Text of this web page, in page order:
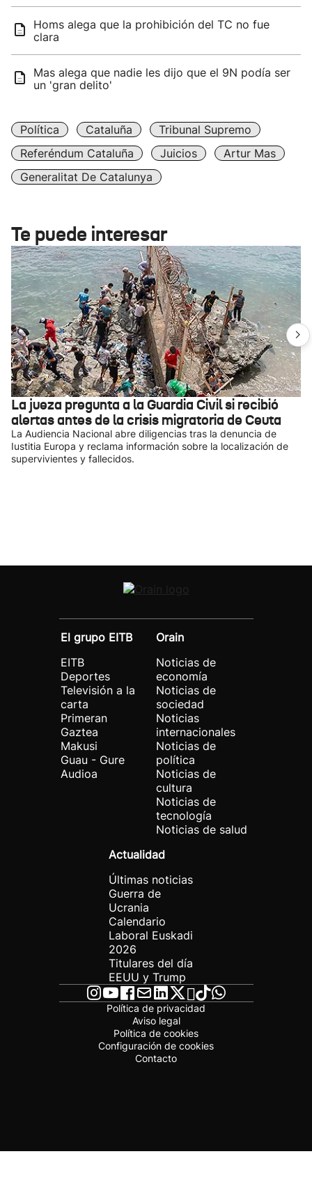
Homs alega que la prohibición del TC no fue
clara
Mas alega que nadie les dijo que el 9N podía ser
un 'gran delito'
Política Cataluña
Tribunal Supremo
Referéndum Cataluña
Juicios
Artur Mas
Generalitat De Catalunya
Te puede interesar
La jueza pregunta a la Guardia Civil si recibió
alertas antes de la crisis migratoria de Ceuta
La Audiencia Nacional abre diligencias tras la denuncia de
Iustitia Europa y reclama información sobre la localización de
supervivientes y fallecidos.
El grupo EITB
EITB
Deportes
Televisión a la
carta
Primeran
Gaztea
Makusi
Guau - Gure
Audioa
Orain
Noticias de
economía
Noticias de
sociedad
Noticias
internacionales
Noticias de
política
Noticias de
cultura
Noticias de
tecnología
Noticias de salud
Actualidad
Últimas noticias
Guerra de
Ucrania
Calendario
Laboral Euskadi
2026
Titulares del día
EEUU y Trump
Política de privacidad
Aviso legal
Política de cookies
Configuración de cookies
Contacto